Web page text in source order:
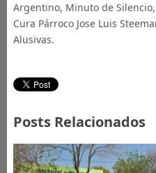
Argentino, Minuto de
Cura Párroco Jose Luis
Alusivas.
Posts Relacionados